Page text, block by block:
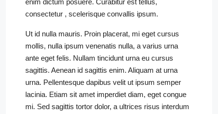
enim dictum posuere. Curabitur est tellus,
consectetur , scelerisque convallis ipsum.
Ut id nulla mauris. Proin placerat, mi eget cursus
mollis, nulla ipsum venenatis nulla, a varius urna
ante eget felis. Nullam tincidunt urna eu cursus
sagittis. Aenean id sagittis enim. Aliquam at urna
urna. Pellentesque dapibus velit ut ipsum semper
lacinia. Etiam sit amet imperdiet diam, eget congue
mi. Sed sagittis tortor dolor, a ultrices risus interdum